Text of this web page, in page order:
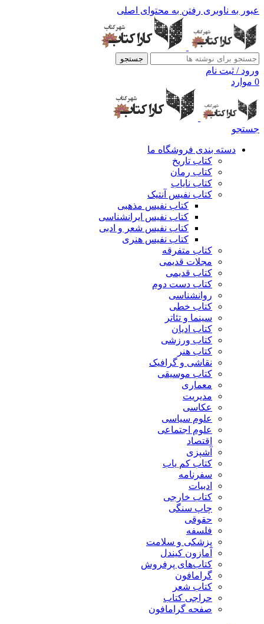
عبور به ناوبری رفتن به محتوای اصلی
جستجو
ورود / ثبت نام
0 موارد
جستجو
دسته بندی فروشگاه ما
کتاب تاریخ
کتاب رمان
کتاب نایاب
کتاب نفیس آنتیک
کتاب نفیس مذهبی
کتاب نفیس ایرانشناسی
کتاب نفیس شعر و ادبی
کتاب نفیس هنری
کتاب متفرقه
مجلات قدیمی
کتاب قدیمی
کتاب دست دوم
روانشناسی
کتاب خطی
سینما و تئاتر
کتاب ادیان
کتاب ورزشی
کتاب هنر
نقاشی و گرافیک
کتاب موسیقی
معماری
مدیریت
عکاسی
علوم سیاسی
علوم اجتماعی
اقتصاد
آشپزی
کتاب کم یاب
سفرنامه
ادبیات
کتاب خارجی
چاپ سنگی
حقوقی
فلسفه
پزشکی و سلامت
آمازون کیندل
کتاب‌های پرفروش
گرامافون
کتاب شعر
حراجی کتاب
صفحه گرامافون